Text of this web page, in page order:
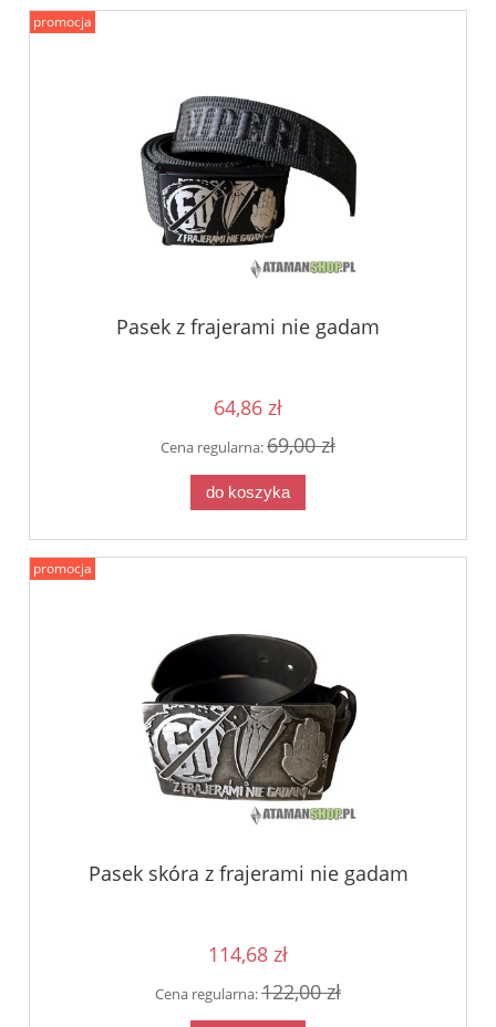
Pasek z frajerami nie gadam
64,86 zł
Cena regularna:69,00 zł
do koszyka
promocja
Pasek skóra z frajerami nie gadam
114,68 zł
Cena regularna:122,00 zł
promocja